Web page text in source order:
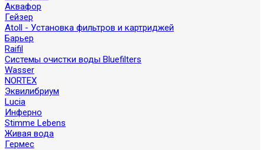
Аквафор
Гейзер
Atoll - Установка фильтров и картриджей
Барьер
Raifil
Системы очистки воды Bluefilters
Wasser
NORTEX
Эквилибриум
Lucia
Инферно
Stimme Lebens
Живая вода
Гермес